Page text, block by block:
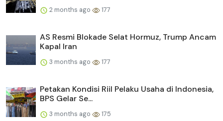
2 months ago 177
AS Resmi Blokade Selat Hormuz, Trump Ancam
Kapal Iran
3 months ago 177
Petakan Kondisi Riil Pelaku Usaha di Indonesia,
BPS Gelar Se...
3 months ago 175